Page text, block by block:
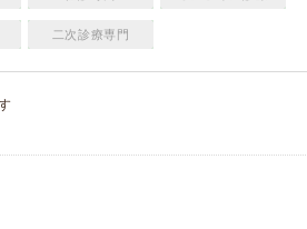
二次診療専門